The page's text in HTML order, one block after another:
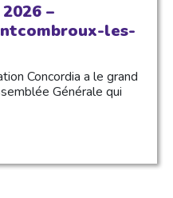
–
les-
Concordia a le grand
Générale qui